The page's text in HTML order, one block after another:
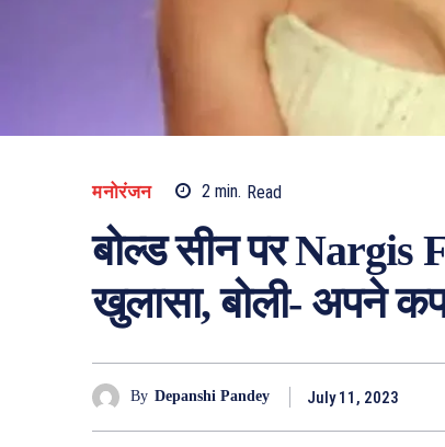
मनोरंजन 2min. Read
बोल्ड सीन पर Nargis
खुलासा, बोली- अपने
By Depanshi Pandey July 11, 2023